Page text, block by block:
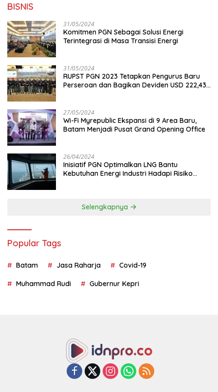
BISNIS
31/05/2024
Komitmen PGN Sebagai Solusi Energi
Terintegrasi di Masa Transisi Energi
31/05/2024
RUPST PGN 2023 Tetapkan Pengurus Baru
Perseroan dan Bagikan Deviden USD 222,43
27/05/2024
Wi-Fi Myrepublic Ekspansi di 9 Area Baru,
Batam Menjadi Pusat Grand Opening Office
26/04/2024
Inisiatif PGN Optimalkan LNG Bantu
Kebutuhan Energi Industri Hadapi Risiko
Selengkapnya
Popular Tags
Batam Jasa Raharja Covid-19
Muhammad Rudi Gubernur Kepri